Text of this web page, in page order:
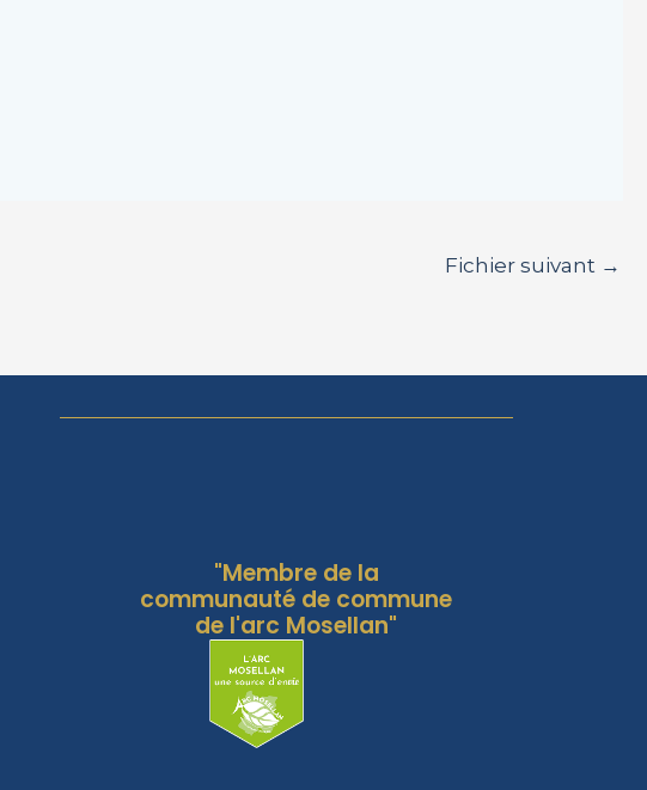
Fichier suivant →
"Membre de la
communauté de commune
de l'arc Mosellan"